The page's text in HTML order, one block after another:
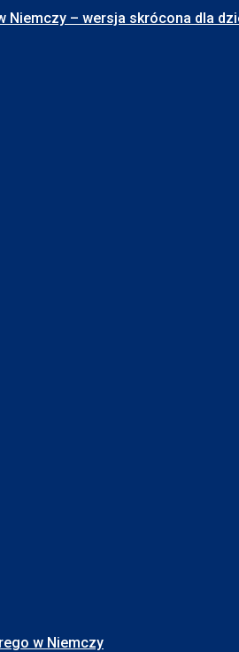
Niemczy – wersja skrócona dla
w Niemczy